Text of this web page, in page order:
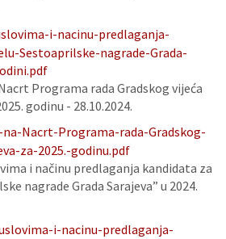
i-nacinu-predlaganja-
Sestoaprilske-nagrade-Grada-
Programa rada Gradskog vijeća
godinu - 28.10.2024.
Nacrt-Programa-rada-Gradskog-
za-2025.-godinu.pdf
i načinu predlaganja kandidata za
nagrade Grada Sarajeva” u 2024.
i-nacinu-predlaganja-